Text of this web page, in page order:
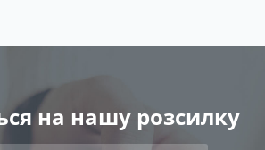
на нашу розсилку